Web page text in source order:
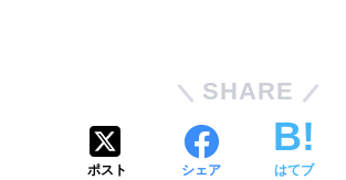
SHARE
ポスト シェア はてブ